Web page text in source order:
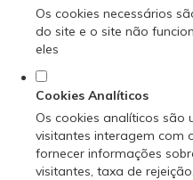
Os cookies necessários
do site e o site não
eles
Cookies Analíticos
Os cookies analíticos são
visitantes interagem com
fornecer informações
visitantes, taxa de